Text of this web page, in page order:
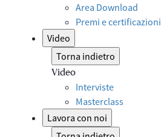
Area Download
Premi e certificazioni
Video
Torna indietro
Video
Interviste
Masterclass
Lavora con noi